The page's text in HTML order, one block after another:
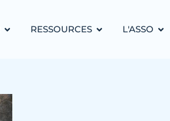
RESSOURCES L'ASSO